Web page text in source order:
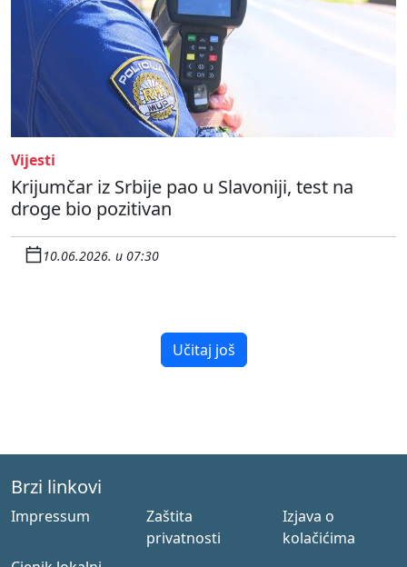
Vijesti
Krijumčar iz Srbije pao u Slavoniji, test na
droge bio pozitivan
10.06.2026. u 07:30
Učitaj još
Brzi linkovi
Impressum
Zaštita
privatnosti
Izjava o
kolačićima